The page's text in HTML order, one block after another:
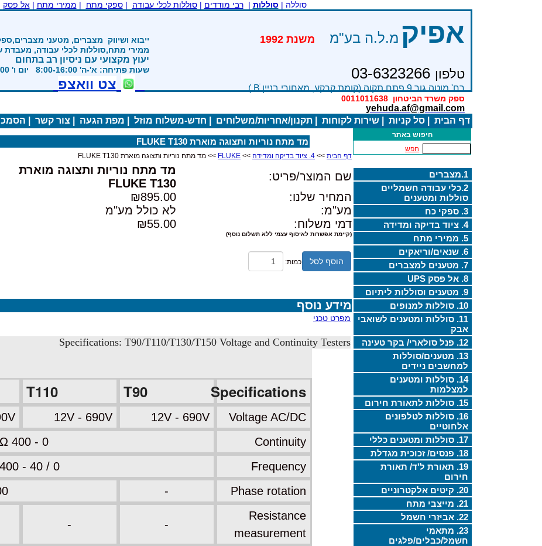
סוללה | סוללות |רבי מודדים |סוללות לכלי עבודה |ספקי מתח | ממירי מתח |אל פסק
אפיק מ.ל.ה בע"מ
טלפון 03-6323266
רח' מוטה גור 9 פתח תקוה (קומת קרקע, מאחורי בניין Bׂ )
ספק משרד הביטחון 0011011638
yehuda.af@gmail.com
ייבוא ושיווק מצברים, מטעני
ממירי מתח,סוללות לכלי עבודה, מעבדת
יעוץ מקצועי עם ניסיון רב בתחום
שעות פתיחה: א'-ה' 8:00-16:00 יום ו' 800-1200
צט וואצפ
דף הבית סל קניות שירות לקוחות תקנון/אחריות/משלוחים חדש-משלוח מוזל מפת הגעה צור קשר
חיפוש באתר
חפש
1.מצברים
2.כלי עבודה חשמליים
סוללות ומטענים
3. ספקי כח
4. ציוד בדיקה ומדידה
5. ממירי מתח
6. שנאים/וריאקים
7. מטענים למצברים
8. אל פסק UPS
9. מטענים וסוללות ליתיום
10. סוללות למנופים
11. סוללות ומטענים לשואבי
אבק
12. פנל סולארי/ בקר טעינה
13. מטענים/סוללות
למחשבים ניידים
14. סוללות ומטענים
למצלמות
15. סוללות לתאורת חירום
16. סוללות לטלפונים
אלחוטיים
17. סוללות ומטענים כללי
18. פנסים/ זכוכית מגדלת
19. תאורת ל'ד/ תאורת
חירום
20. קיטים אלקטרוניים
21. מייצבי מתח
22. אביזרי חשמל
23. מתאמי
חשמל/כבלים/פלגים
מד מתח נוריות ותצוגה מוארת FLUKE T130
דף הבית >> 4. ציוד בדיקה ומדידה >>
FLUKE >> מד מתח נוריות ותצוגה מוארת FLUKE T130
שם המוצר/פריט:
מד מתח נוריות ותצוגה מוארת
FLUKE T130
המחיר שלנו:
₪895.00
מע"מ:
לא כולל מע"מ
דמי משלוח:
₪55.00
(קיימת אפשרות לאיסוף עצמי ללא תשלום נוסף)
הוסף לסל כמות:
מידע נוסף
מפרט טכני
Specifications: T90/T110/T130/T150 Voltage and Continuity Testers
Specifications
T90
T110
Voltage AC/DC
12V - 690V
12V - 690V
Continuity
0 - 400 kΩ
Frequency
0 / 40 - 400 Hz
Phase rotation
-
V
Resistance
measurement
-
-